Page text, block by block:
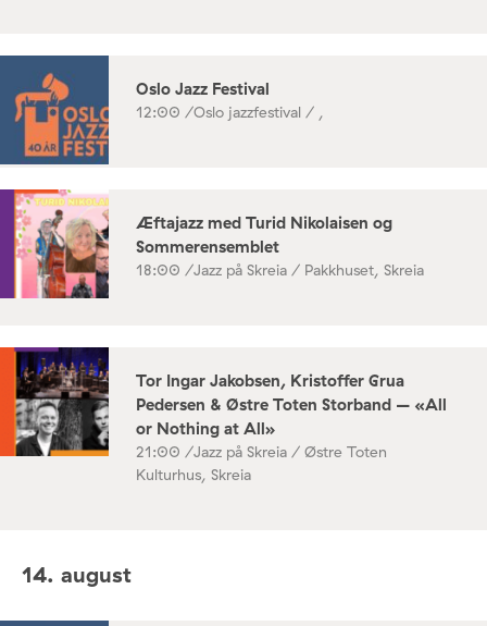
Oslo Jazz Festival
12:00 /Oslo jazzfestival / ,
Æftajazz med Turid Nikolaisen og
Sommerensemblet
18:00 /Jazz på Skreia / Pakkhuset, Skreia
Tor Ingar Jakobsen, Kristoffer Grua
Pedersen & Østre Toten Storband – «All
or Nothing at All»
21:00 /Jazz på Skreia / Østre Toten
Kulturhus, Skreia
14. august